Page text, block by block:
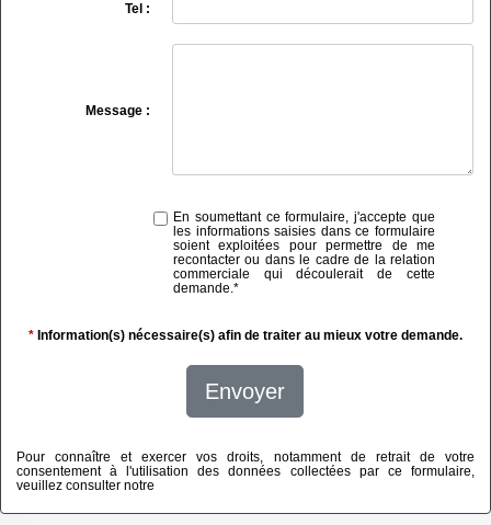
Tel :
Message :
En soumettant ce formulaire, j'accepte que
les informations saisies dans ce formulaire
soient exploitées pour permettre de me
recontacter ou dans le cadre de la relation
commerciale qui découlerait de cette
demande.*
* Information(s) nécessaire(s) afin de traiter au mieux votre demande.
Envoyer
Pour connaître et exercer vos droits, notamment de retrait de votre
consentement à l'utilisation des données collectées par ce formulaire,
veuillez consulter notre